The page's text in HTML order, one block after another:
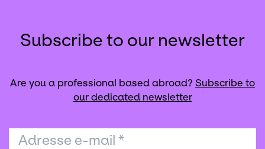
Subscribe to our newsletter
Are you a professional based abroad? Subscribe to
our dedicated newsletter
Adresse e-mail *